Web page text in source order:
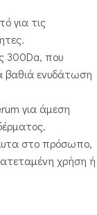
για τις
300Da, που
βαθιά ενυδάτωση
για άμεση
στο πρόσωπο,
χρήση ή